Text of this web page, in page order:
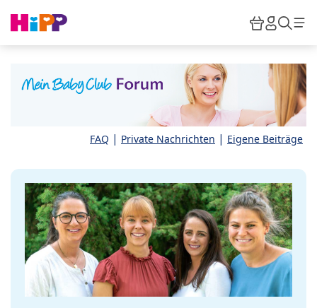
HiPP
FAQ | Private Nachrichten | Eigene Beiträge